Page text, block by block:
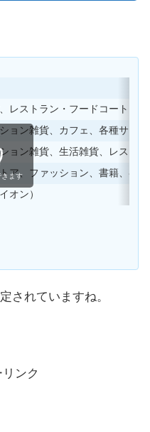
レストラン・フードコート 等
ョン雑貨、カフェ、各種サー
ョン雑貨、生活雑貨、レスト
ア、ファッション、書籍、各
オン）
きます
されていますね。
ンク